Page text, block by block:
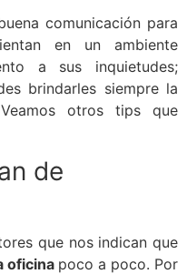
comunicación para
en un ambiente
a sus inquietudes;
brindarles siempre la
otros tips que
de
que nos indican que
oficina poco a poco. Por